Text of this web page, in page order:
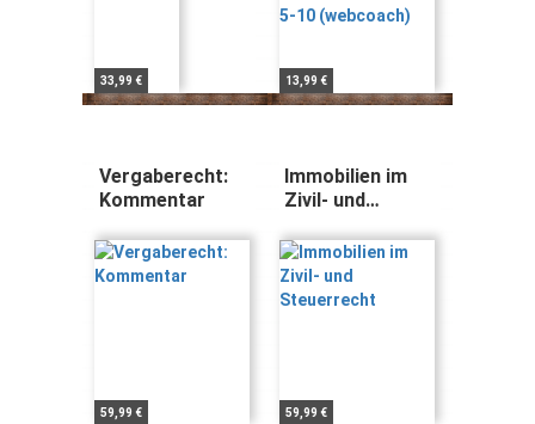
33,99 € 13,99 €
Vergaberecht:
Kommentar
59,99 €
Immobilien im
Zivil- und
59,99 €